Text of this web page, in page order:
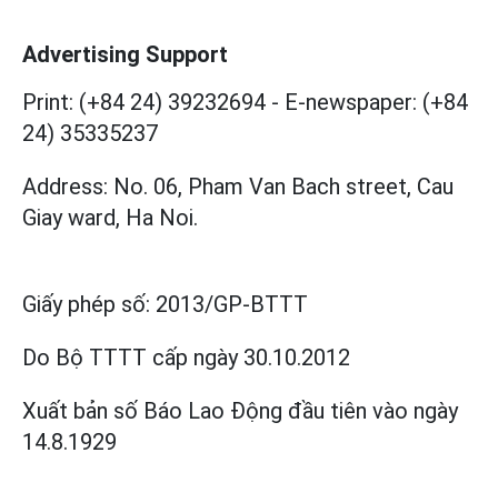
Advertising Support
Print: (+84 24) 39232694 - E-newspaper: (+84
24) 35335237
Address: No. 06, Pham Van Bach street, Cau
Giay ward, Ha Noi.
Giấy phép số: 2013/GP-BTTT
Do Bộ TTTT cấp ngày 30.10.2012
Xuất bản số Báo Lao Động đầu tiên vào ngày
14.8.1929